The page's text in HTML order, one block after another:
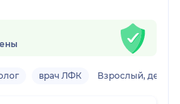
врач ЛФК Взрослый,